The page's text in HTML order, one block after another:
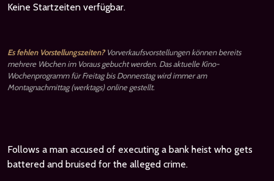
Keine Startzeiten verfügbar.
Es fehlen Vorstellungszeiten?Vorverkaufsvorstellungen können bereits
mehrere Wochen im Voraus gebucht werden. Das aktuelle Kino-
Wochenprogramm für Freitag bis Donnerstag wird immer am
Montagnachmittag (werktags) online gestellt.
Follows a man accused of executing a bank heist who gets
battered and bruised for the alleged crime.